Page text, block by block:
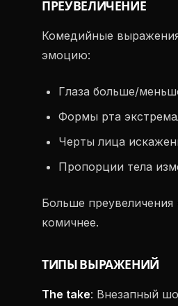
ПРЕУВЕЛИЧЕНИЕ
Комедийные
эмоцию:
Глаза больше/
Формы рта
Черты лица
Пропорции тела
Больше
комичнее.
ТИПЫ ВЫРАЖЕНИЙ
The take: Внезапный